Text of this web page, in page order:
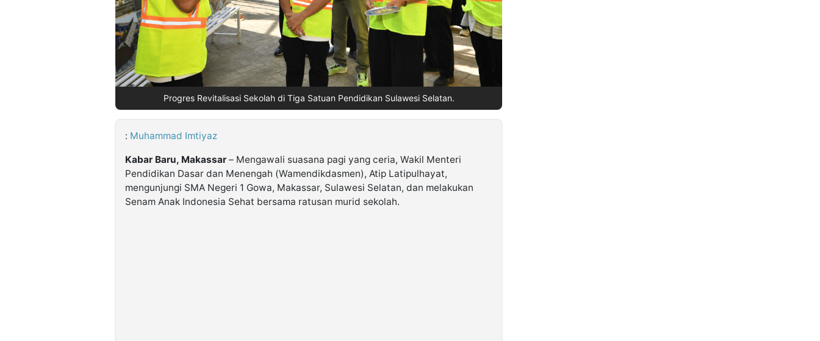
Progres Revitalisasi Sekolah di Tiga Satuan Pendidikan Sulawesi Selatan.
: Muhammad Imtiyaz
Kabar Baru, Makassar – Mengawali suasana pagi yang ceria, Wakil Menteri
Pendidikan Dasar dan Menengah (Wamendikdasmen), Atip Latipulhayat,
mengunjungi SMA Negeri 1 Gowa, Makassar, Sulawesi Selatan, dan melakukan
Senam Anak Indonesia Sehat bersama ratusan murid sekolah.